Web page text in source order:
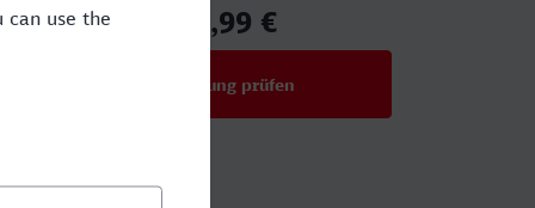
39,99 €
Verbindung prüfen